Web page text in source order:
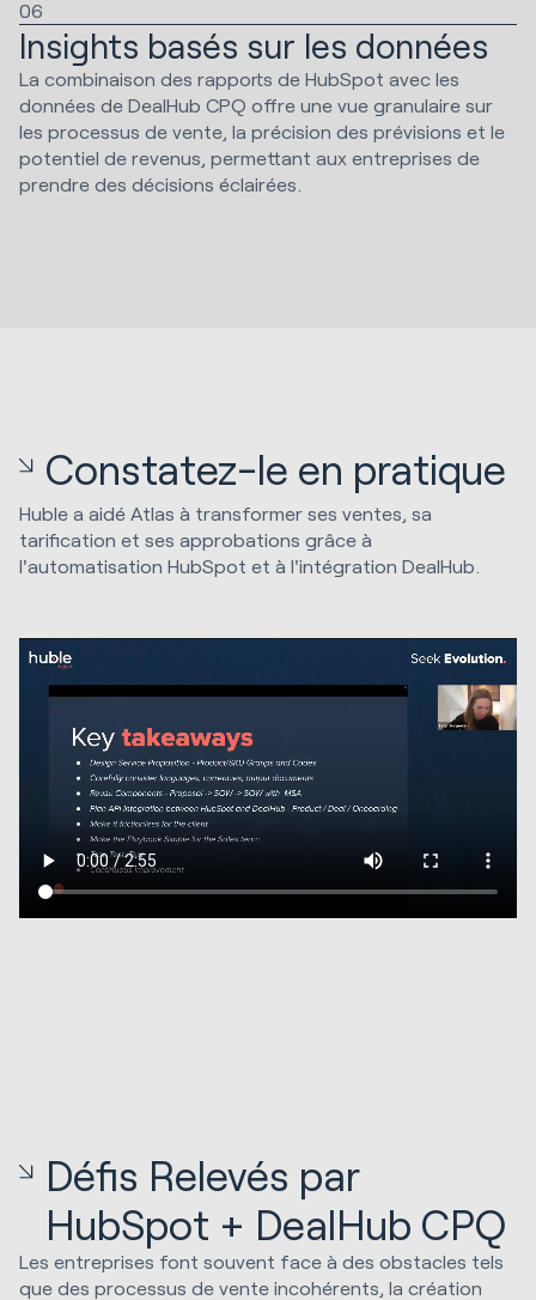
06
Insights basés sur les données
La combinaison des rapports de HubSpot avec les
données de DealHub CPQ offre une vue granulaire sur
les processus de vente, la précision des prévisions et le
potentiel de revenus, permettant aux entreprises de
prendre des décisions éclairées.
Constatez-le en pratique
Huble a aidé Atlas à transformer ses ventes, sa
tarification et ses approbations grâce à
l'automatisation HubSpot et à l'intégration DealHub.
Défis Relevés par
HubSpot + DealHub CPQ
Les entreprises font souvent face à des obstacles tels
que des processus de vente incohérents, la création